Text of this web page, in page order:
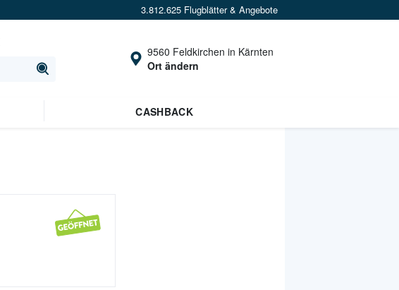
3.812.625 Flugblätter & Angebote
9560 Feldkirchen in Kärnten
Ort ändern
CASHBACK